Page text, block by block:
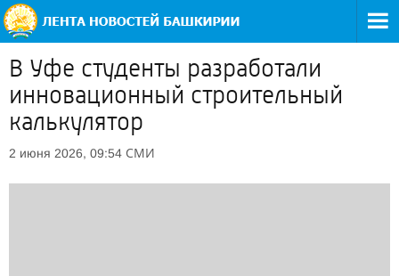
В Уфе студенты разработали
инновационный строительный
калькулятор
2 июня 2026, 09:54 СМИ